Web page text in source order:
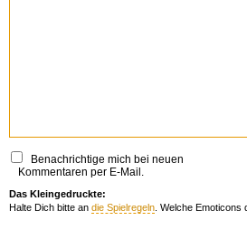
Benachrichtige mich bei neuen
Kommentaren per E-Mail.
Das Kleingedruckte:
Halte Dich bitte an die Spielregeln . Welche